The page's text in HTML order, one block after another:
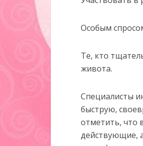
Особым
Те, кто
живота.
Специалисты
быструю,
отметить, что
действующие,